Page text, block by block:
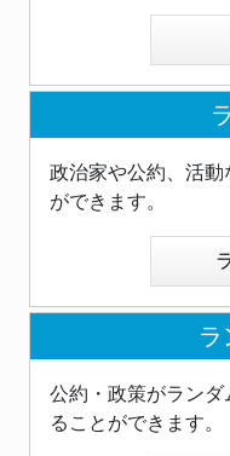
政治家や公約、活
ができます。
ラ
公約・政策がラン
ることができます。